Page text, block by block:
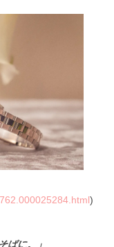
)
ばに。」